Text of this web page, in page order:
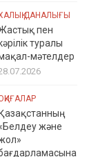
ДАНАЛЫҒЫ
пен
туралы
мәтелдер
және